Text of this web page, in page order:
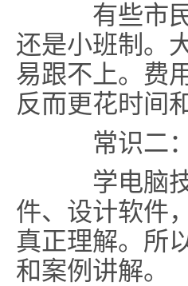
有些市民
还是小班制。
易跟不上。费
反而更花时间
常识二
学电脑技
件、设计软件
真正理解。所
和案例讲解。